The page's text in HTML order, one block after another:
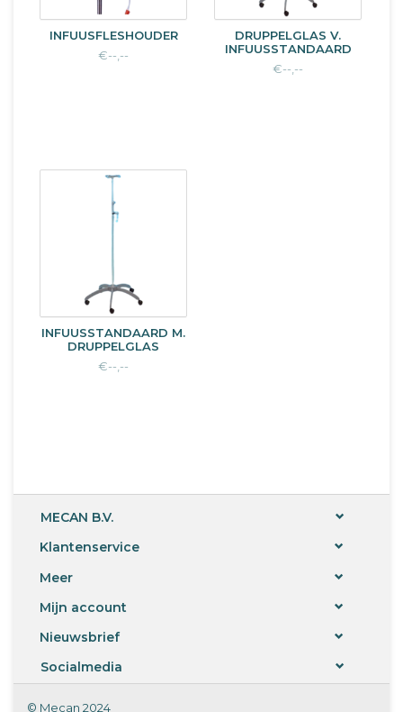
INFUUSFLESHOUDER
€--,--
DRUPPELGLAS V.
INFUUSSTANDAARD
€--,--
INFUUSSTANDAARD M.
DRUPPELGLAS
€--,--
MECAN B.V.
Klantenservice
Meer
Mijn account
Nieuwsbrief
Socialmedia